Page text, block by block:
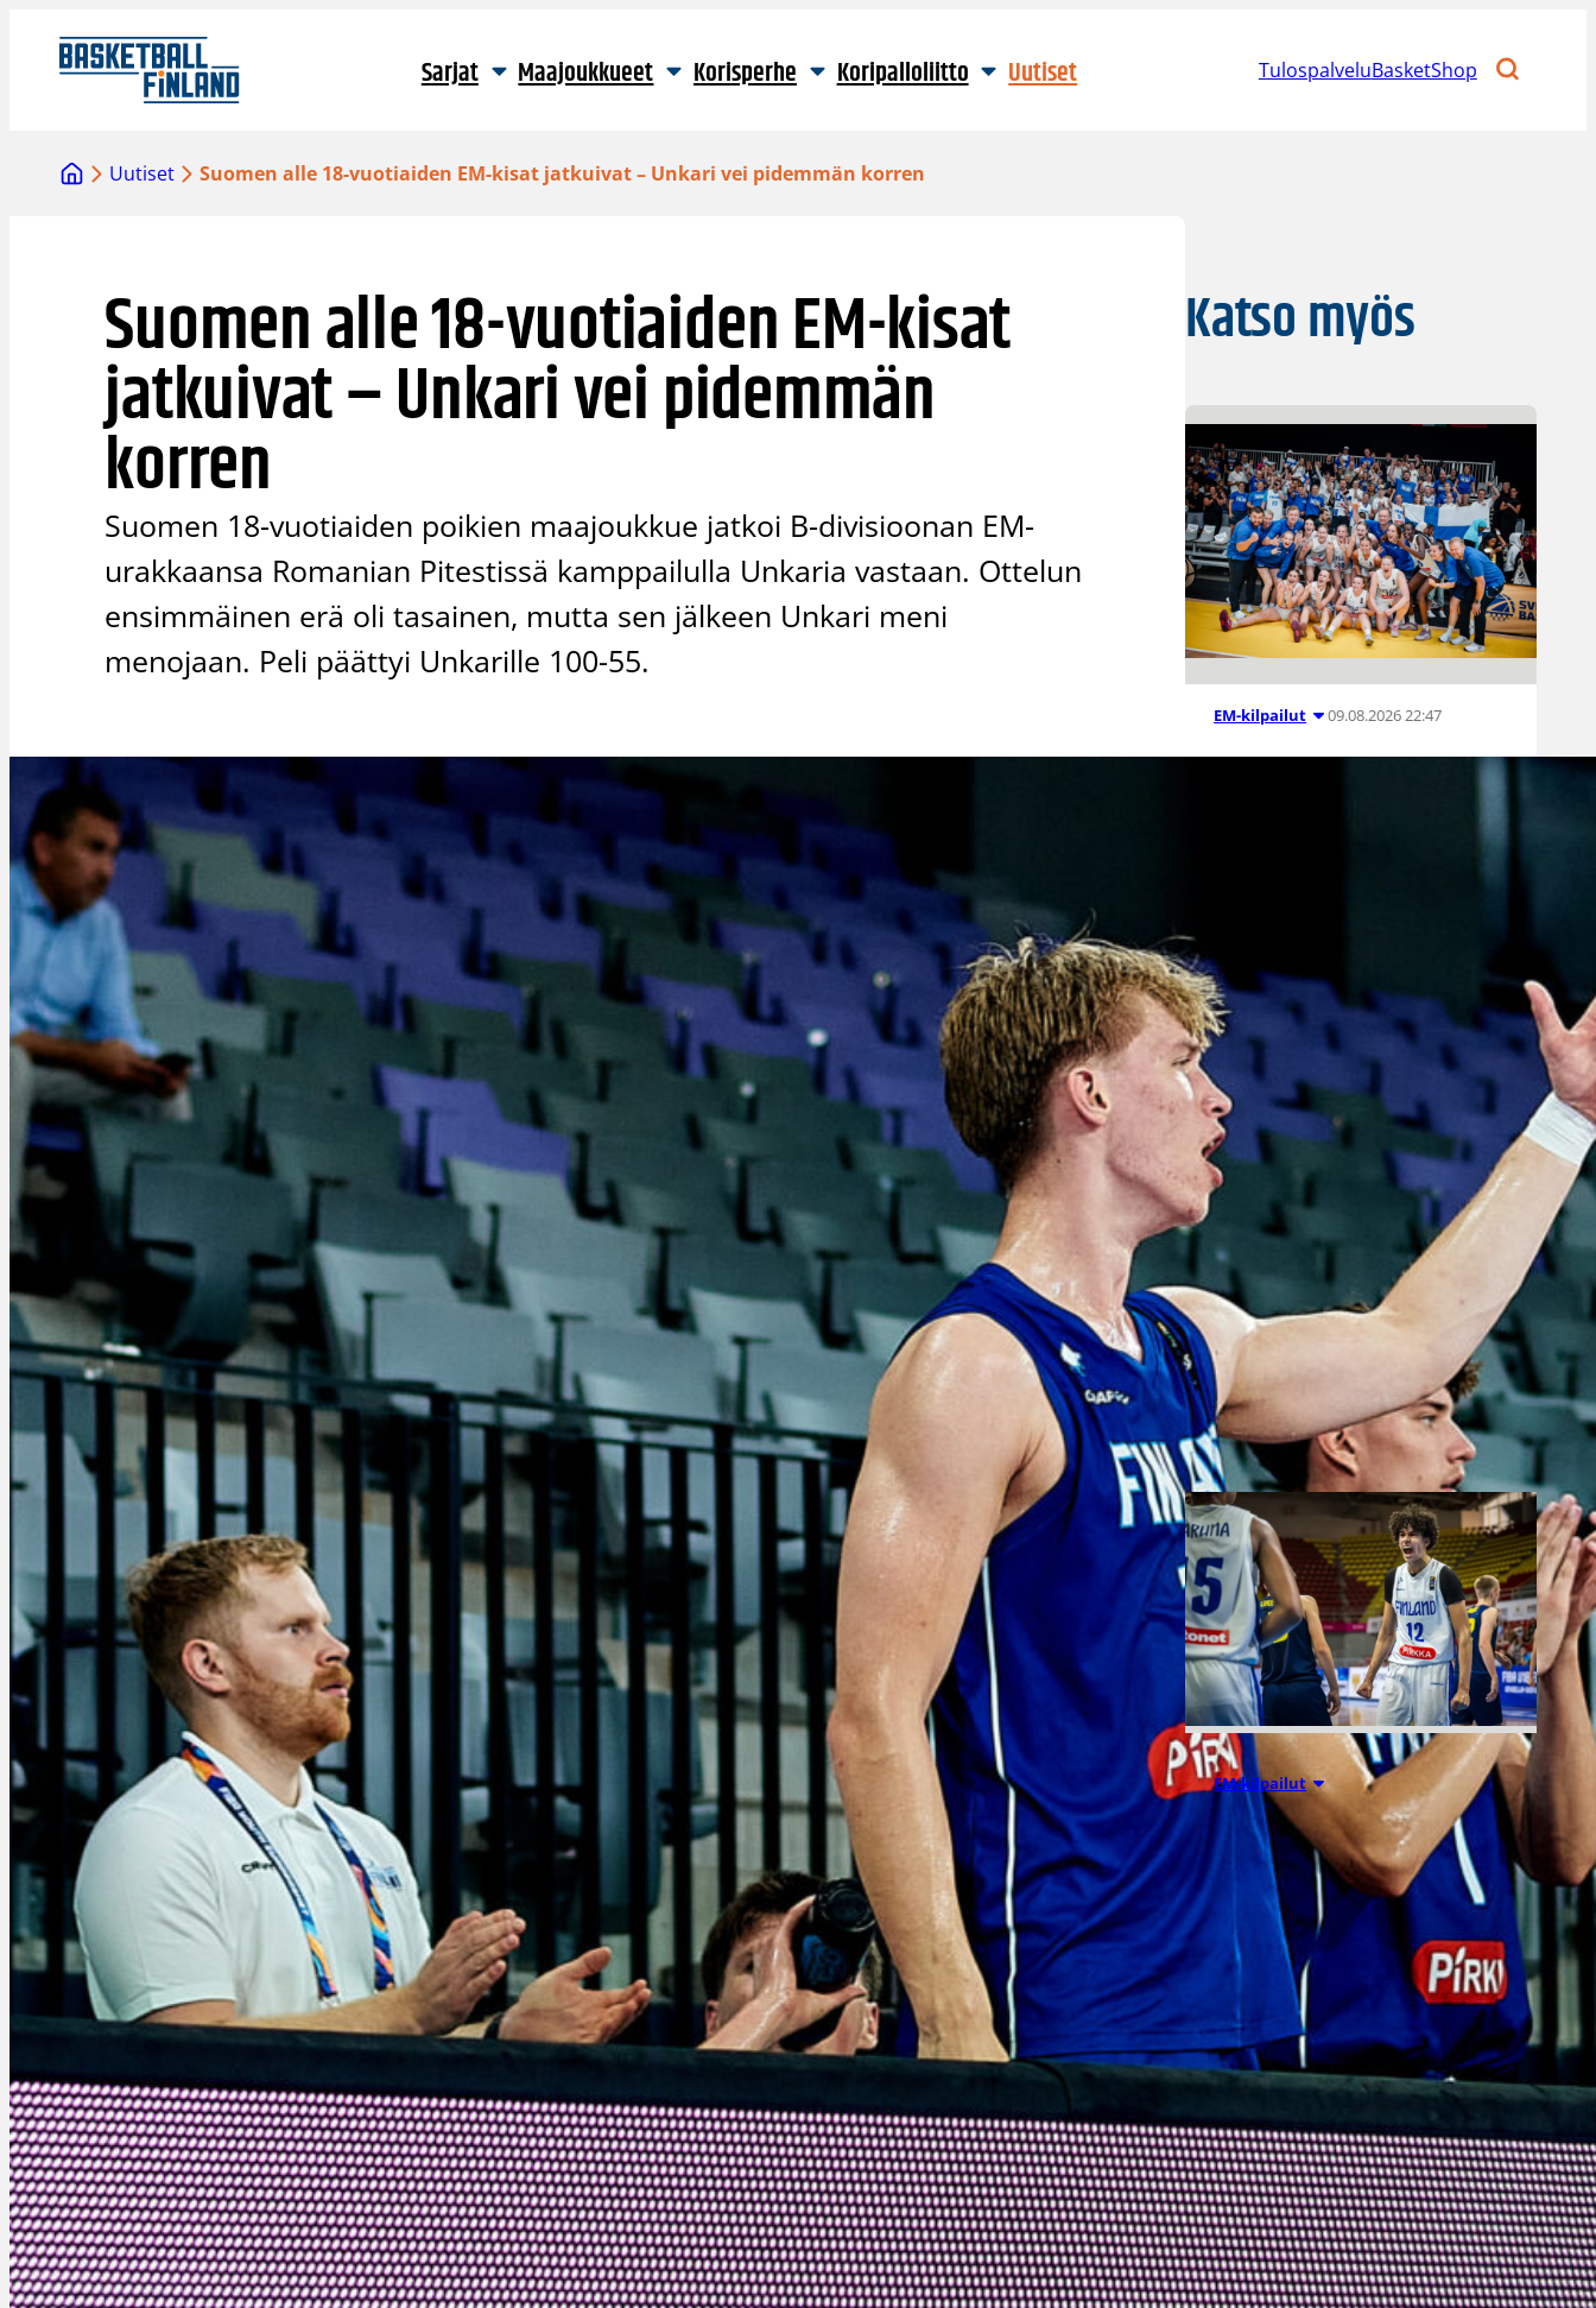
sisältöön
Sarjat Maajoukkueet Korisperhe Koripalloliitto Uutiset TulospalveluBasketShop
Uutiset Suomen alle 18-vuotiaiden EM-kisat jatkuivat – Unkari vei pidemmän korren
Suomen alle 18-vuotiaiden EM-kisat
jatkuivat – Unkari vei pidemmän
korren
Suomen 18-vuotiaiden poikien maajoukkue jatkoi B-divisioonan EM-
urakkaansa Romanian Pitestissä kamppailulla Unkaria vastaan. Ottelun
ensimmäinen erä oli tasainen, mutta sen jälkeen Unkari meni
menojaan. Peli päättyi Unkarille 100-55.
Katso myös
EM-kilpailut 09.08.2026 22:47
vuotiaat tytöt
kisat
pronssijuhliin
Suomen 18-vuotiaat tytöt
päättivät EM-kisansa upeasti
pronssimitaliin, kun Serbia
kaatui pronssiottelussa
vakuuttavasti 75–52.
Sudenpennut käänsi vaikean
toisen neljänneksen jälkeen
ottelun itselleen vahvalla
joukkuepelaamisella ja karkasi
toisella puoliajalla Serbian
tavoittamattomiin.
EM-kilpailut 08.08.2026 22:56
Suomen 16-
vuotiaat pojat
kaatoivat
Ruotsin
vahvalla
esityksellä
Suomen 16-vuotiaat pojat
nappasivat toisen peräkkäisen